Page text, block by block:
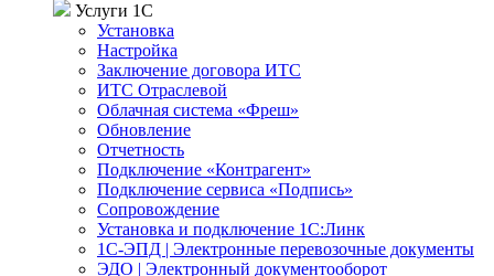
Услуги 1С
Установка
Настройка
Заключение договора ИТС
ИТС Отраслевой
Облачная система «Фреш»
Обновление
Отчетность
Подключение «Контрагент»
Подключение сервиса «Подпись»
Сопровождение
Установка и подключение 1С:Линк
1С-ЭПД | Электронные перевозочные документы
ЭДО | Электронный документооборот